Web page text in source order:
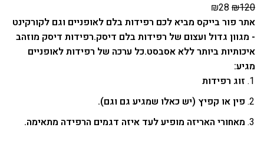
₪120
₪28
אתר פור בייקס מביא לכם רפידות בלם לאופניים וגם לקורקינט
- מגוון גדול ועצום של רפידות בלם דיסק.רפידות דיסק מוזהב
איכותיות ביותר ללא אסבסט.כל ערכה של רפידות לאופניים
מגיע:
זוג רפידות
פין או קפיץ (יש כאלו שמגיע גם וגם).
מאחורי האריזה מופיע לעד איזה דגמים הרפידה מתאימה.